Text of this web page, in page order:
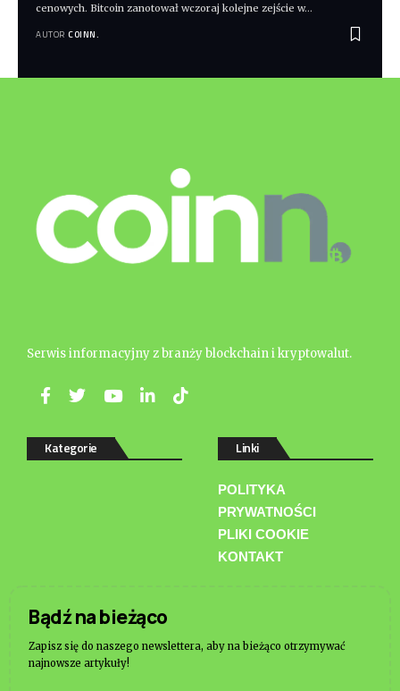
cenowych. Bitcoin zanotował wczoraj kolejne zejście w…
AUTOR COINN.
Serwis informacyjny z branży blockchain i kryptowalut.
Kategorie Linki
POLITYKA
PRYWATNOŚCI
PLIKI COOKIE
KONTAKT
Bądź na bieżąco
Zapisz się do naszego newslettera, aby na bieżąco otrzymywać
najnowsze artykuły!